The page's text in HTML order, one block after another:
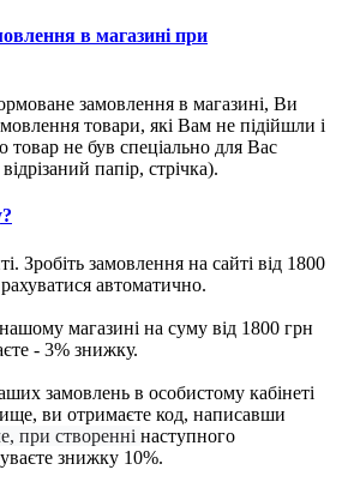
в магазині при
замовлення в магазині, Ви
товари, які Вам не підійшли і
товар не був спеціально для Вас
папір, стрічка).
Зробіть замовлення на сайті від 1800
автоматично.
магазині на суму від 1800 грн
- 3% знижку.
замовлень в особистому кабінеті
ви отримаєте код, написавши
при створенні наступного
знижку 10%.